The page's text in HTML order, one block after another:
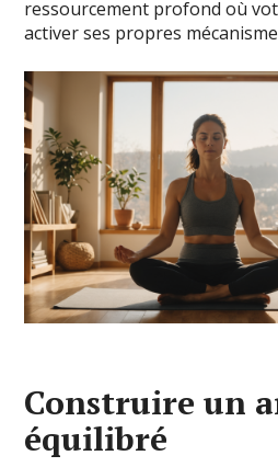
ressourcement profond où
activer ses propres
Construire un
équilibré